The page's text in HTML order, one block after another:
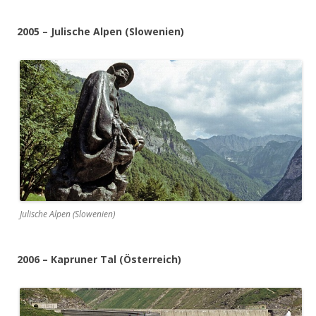
2005 – Julische Alpen (Slowenien)
Julische Alpen (Slowenien)
2006 – Kapruner Tal (Österreich)